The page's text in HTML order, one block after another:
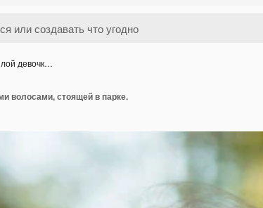
девочк…
волосами, стоящей в парке.